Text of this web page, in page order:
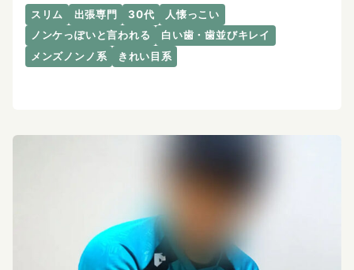
スリム 出張専門 30代
人懐っこい
ノンケっぽいと言われる
白い歯・歯並びキレイ
メンズノンノ系
きれい目系